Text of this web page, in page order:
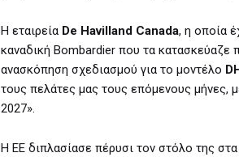
H εταιρεία De Havilland Canada, η οποία
καναδική Bombardier που τα κατασκεύαζε
ανασκόπηση σχεδιασμού για το μοντέλο
τους πελάτες μας τους επόμενους μήνες,
2027».
Η ΕΕ διπλασίασε πέρυσι τον στόλο της